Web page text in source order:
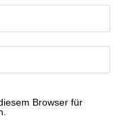
Browser für